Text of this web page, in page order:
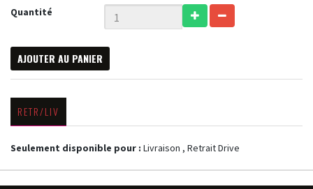
Quantité
AJOUTER AU PANIER
RETR/LIV
Seulement disponible pour : Livraison , Retrait Drive